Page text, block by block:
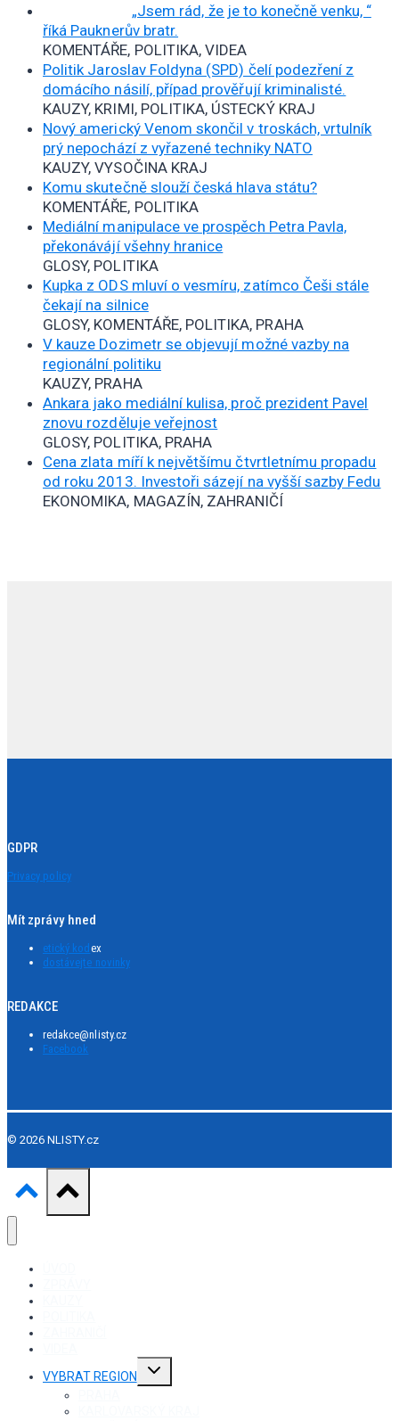
„Jsem rád, že je to konečně venku, “
říká Pauknerův bratr.
KOMENTÁŘE, POLITIKA, VIDEA
Politik Jaroslav Foldyna (SPD) čelí podezření z
domácího násilí, případ prověřují kriminalisté.
KAUZY, KRIMI, POLITIKA, ÚSTECKÝ KRAJ
Nový americký Venom skončil v troskách, vrtulník
prý nepochází z vyřazené techniky NATO
KAUZY, VYSOČINA KRAJ
Komu skutečně slouží česká hlava státu?
KOMENTÁŘE, POLITIKA
Mediální manipulace ve prospěch Petra Pavla,
překonávájí všehny hranice
GLOSY, POLITIKA
Kupka z ODS mluví o vesmíru, zatímco Češi stále
čekají na silnice
GLOSY, KOMENTÁŘE, POLITIKA, PRAHA
V kauze Dozimetr se objevují možné vazby na
regionální politiku
KAUZY, PRAHA
Ankara jako mediální kulisa, proč prezident Pavel
znovu rozděluje veřejnost
GLOSY, POLITIKA, PRAHA
Cena zlata míří k největšímu čtvrtletnímu propadu
od roku 2013. Investoři sázejí na vyšší sazby Fedu
EKONOMIKA, MAGAZÍN, ZAHRANIČÍ
GDPR
Privacy policy
Mít zprávy hned
etický kod ex
dostávejte novinky
REDAKCE
redakce@nlisty.cz
Facebook
© 2026 NLISTY.cz
VYBRAT REGION
Toggle